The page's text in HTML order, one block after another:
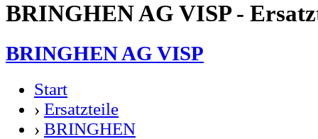
BRINGHEN AG VISP -
BRINGHEN AG VISP
Start
› Ersatzteile
› BRINGHEN